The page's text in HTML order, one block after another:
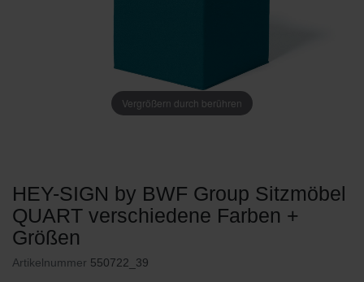
Vergrößern durch berühren
HEY-SIGN by BWF Group Sitzmöbel
QUART verschiedene Farben +
Größen
Artikelnummer 550722_39